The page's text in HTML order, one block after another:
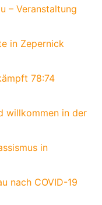
– Veranstaltung
in Zepernick
78:74
willkommen in der
in
nach COVID-19